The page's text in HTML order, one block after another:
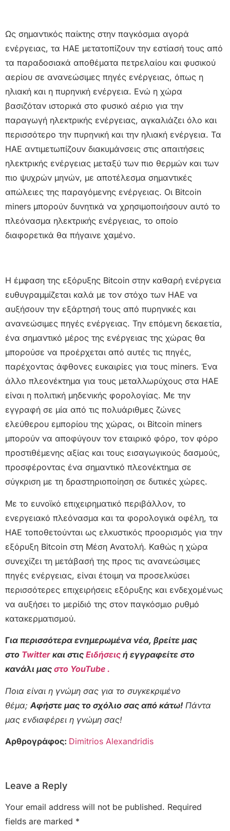
Ως σημαντικός παίκτης στην παγκόσμια αγορά
ενέργειας, τα ΗΑΕ μετατοπίζουν την εστίασή τους από
τα παραδοσιακά αποθέματα πετρελαίου και φυσικού
αερίου σε ανανεώσιμες πηγές ενέργειας, όπως η
ηλιακή και η πυρηνική ενέργεια. Ενώ η χώρα
βασιζόταν ιστορικά στο φυσικό αέριο για την
παραγωγή ηλεκτρικής ενέργειας, αγκαλιάζει όλο και
περισσότερο την πυρηνική και την ηλιακή ενέργεια. Τα
ΗΑΕ αντιμετωπίζουν διακυμάνσεις στις απαιτήσεις
ηλεκτρικής ενέργειας μεταξύ των πιο θερμών και των
πιο ψυχρών μηνών, με αποτέλεσμα σημαντικές
απώλειες της παραγόμενης ενέργειας. Οι Bitcoin
miners μπορούν δυνητικά να χρησιμοποιήσουν αυτό το
πλεόνασμα ηλεκτρικής ενέργειας, το οποίο
διαφορετικά θα πήγαινε χαμένο.
Η έμφαση της εξόρυξης Bitcoin στην καθαρή ενέργεια
ευθυγραμμίζεται καλά με τον στόχο των ΗΑΕ να
αυξήσουν την εξάρτησή τους από πυρηνικές και
ανανεώσιμες πηγές ενέργειας. Την επόμενη δεκαετία,
ένα σημαντικό μέρος της ενέργειας της χώρας θα
μπορούσε να προέρχεται από αυτές τις πηγές,
παρέχοντας άφθονες ευκαιρίες για τους miners. Ένα
άλλο πλεονέκτημα για τους μεταλλωρύχους στα ΗΑΕ
είναι η πολιτική μηδενικής φορολογίας. Με την
εγγραφή σε μία από τις πολυάριθμες ζώνες
ελεύθερου εμπορίου της χώρας, οι Bitcoin miners
μπορούν να αποφύγουν τον εταιρικό φόρο, τον φόρο
προστιθέμενης αξίας και τους εισαγωγικούς δασμούς,
προσφέροντας ένα σημαντικό πλεονέκτημα σε
σύγκριση με τη δραστηριοποίηση σε δυτικές χώρες.
Με το ευνοϊκό επιχειρηματικό περιβάλλον, το
ενεργειακό πλεόνασμα και τα φορολογικά οφέλη, τα
ΗΑΕ τοποθετούνται ως ελκυστικός προορισμός για την
εξόρυξη Bitcoin στη Μέση Ανατολή. Καθώς η χώρα
συνεχίζει τη μετάβασή της προς τις ανανεώσιμες
πηγές ενέργειας, είναι έτοιμη να προσελκύσει
περισσότερες επιχειρήσεις εξόρυξης και ενδεχομένως
να αυξήσει το μερίδιό της στον παγκόσμιο ρυθμό
κατακερματισμού.
Για περισσότερα ενημερωμένα νέα, βρείτε μας
στο Twitter και στις Ειδήσεις ή εγγραφείτε στο
κανάλι μας στο YouTube .
Ποια είναι η γνώμη σας για το συγκεκριμένο
θέμα; Αφήστε μας το σχόλιο σας από κάτω! Πάντα
μας ενδιαφέρει η γνώμη σας!
Αρθρογράφος: Dimitrios Alexandridis
Leave a Reply
Your email address will not be published. Required
fields are marked *